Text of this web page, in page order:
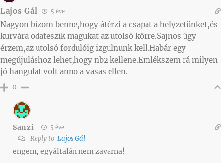
Lajos Gál 5 éve
Nagyon bízom benne,hogy átérzi a csapat a helyzetünket,és
kurvára odateszik magukat az utolsó körre.Sajnos úgy
érzem,az utolsó fordulóig izgulnunk kell.Habár egy
megújuláshoz lehet,hogy nb2 kellene.Emlékszem rá milyen
jó hangulat volt anno a vasas ellen.
0
Sanzi 5 éve
Reply to Lajos Gál
engem, egyáltalán nem zavarna!